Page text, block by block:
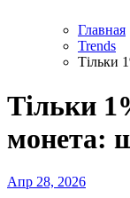
Главная
Trends
Тільки
Тільки
монета:
Апр 28, 2026